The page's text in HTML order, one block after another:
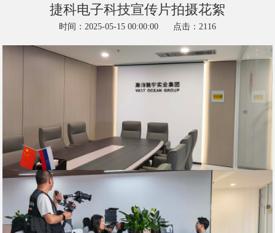
捷科电子科技宣传片拍摄花絮
时间：2025-05-15 00:00:00 点击：2116